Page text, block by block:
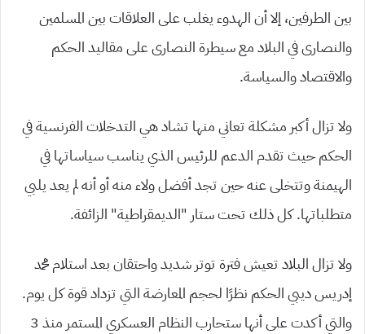
بين الطرفين، إلا أن الهدوء يغلب على العلاقات بين المسلمين
والنصارى في البلاد مع سيطرة النصارى على مقاليد الحكم
والاقتصاد والسياسة.
ولا تزال أكبر مشكلة تعاني منها تشاد هي التدخلات الفرنسية في
الحكم حيث تقدم الدعم للرئيس الذي يناسب سياساتها في
الهيمنة وتتخلى عنه حين تجد أفضل ولاء منه أو أنه لم يعد يلبي
متطلباتها. كل ذلك تحت ستار “الديمقراطية” الزائفة.
ولا تزال البلاد تعيش فترة توتر شديد واحتقان بعد استلام محمد
إدريس ديبي الحكم نظرًا لحجم المعارضة التي تزداد قوة كل يوم.
والتي أكدت على أنها ستحارب النظام العسكري المستمر منذ 3